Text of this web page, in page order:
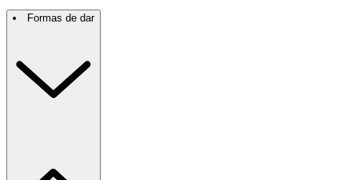
Formas de dar